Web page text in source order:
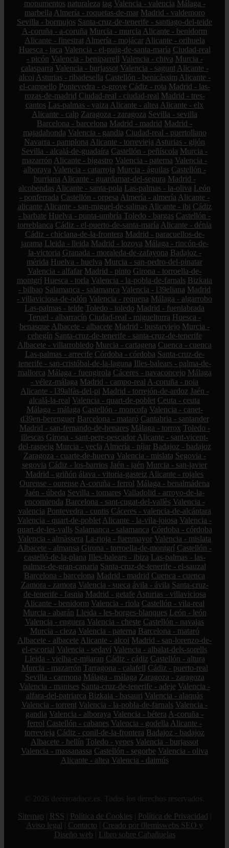
monumentos naturaleza tag Valencia - valencia Málaga -
marbella Almería - roquetas-de-mar Madrid - valdemoro
Sevilla - bormujos Santa-cruz-de-tenerife - santiago-del-teide
A-coruña - a-coruña Murcia - murcia Alicante - benidorm
Alicante - finestrat Almería - mojácar Alicante - orihuela
Huesca - jaca Valencia - el-puig-de-santa-maría Ciudad-real
- picón Valencia - beniparrell Valencia - chiva Murcia -
calasparra Valencia - burjassot Valencia - sagunt Alicante -
alcoi Asturias - ribadesella Castellón - benicàssim Alicante -
el-campello Pontevedra - o-grove Cádiz - rota Madrid - las-
rozas-de-madrid Ciudad-real - ciudad-real Madrid - tres-
cantos Las-palmas - yaiza Alicante - altea Alicante - elx
Alicante - calp Zaragoza - zaragoza Sevilla - sevilla
Barcelona - barcelona Madrid - madrid Madrid -
majadahonda Valencia - gandia Ciudad-real - puertollano
Navarra - pamplona Alicante - torrevieja Asturias - gijón
Sevilla - alcalá-de-guadaíra Castellón - peñíscola Murcia -
mazarrón Alicante - bigastro Valencia - paterna Valencia -
alboraya Valencia - catarroja Murcia - águilas Castellón -
burriana Alicante - guardamar-del-segura Madrid -
alcobendas Alicante - santa-pola Las-palmas - la-oliva León
- ponferrada Castellón - orpesa Almería - almería Alicante -
alicante Alicante - san-miguel-de-salinas Alicante - ibi Cádiz
- barbate Huelva - punta-umbría Toledo - bargas Castellón -
torreblanca Cádiz - el-puerto-de-santa-maría Alicante - dénia
Cádiz - chiclana-de-la-frontera Madrid - paracuellos-de-
jarama Lleida - lleida Madrid - lozoya Málaga - rincón-de-
la-victoria Granada - moraleda-de-zafayona Badajoz -
mérida Huelva - huelva Murcia - san-pedro-del-pinatar
Valencia - alfafar Madrid - pinto Girona - torroella-de-
montgrí Huesca - torla Valencia - la-pobla-de-farnals Bizkaia
- bilbao Salamanca - salamanca Valencia - l39eliana Madrid
- villaviciosa-de-odón Valencia - requena Málaga - algarrobo
Las-palmas - telde Toledo - toledo Madrid - fuenlabrada
Teruel - albarracín Ciudad-real - miguelturra Huesca -
benasque Albacete - albacete Madrid - bustarviejo Murcia -
cehegín Santa-cruz-de-tenerife - santa-cruz-de-tenerife
Albacete - villarrobledo Murcia - cartagena Cuenca - cuenca
Las-palmas - arrecife Córdoba - córdoba Santa-cruz-de-
tenerife - san-cristóbal-de-la-laguna Illes-balears - palma-de-
mallorca Málaga - fuengirola Cáceres - navaconcejo Málaga
- vélez-málaga Madrid - campo-real A-coruña - noia
Alicante - l39alfàs-del-pi Madrid - torrejón-de-ardoz Jaén -
alcalá-la-real Valencia - quart-de-poblet Ceuta - ceuta
Málaga - málaga Castellón - moncofa Valencia - canet-
d39en-berenguer Barcelona - mataró Cantabria - santander
Madrid - san-fernando-de-henares Málaga - torrox Toledo -
illescas Girona - sant-pere-pescador Alicante - sant-vicent-
del-raspeig Murcia - yecla Almería - níjar Badajoz - badajoz
Zaragoza - cuarte-de-huerva Valencia - mislata Segovia -
segovia Cádiz - los-barrios Jaén - jaén Murcia - san-javier
Madrid - griñón álava - vitoria-gasteiz Alicante - rojales
Ourense - ourense A-coruña - ferrol Málaga - benalmádena
Jaén - úbeda Sevilla - tomares Valladolid - arroyo-de-la-
encomienda Barcelona - sant-cugat-del-vallès Valencia -
valencia Pontevedra - cuntis Cáceres - valencia-de-alcántara
Valencia - quart-de-poblet Alicante - la-vila-joiosa Valencia -
quart-de-les-valls Salamanca - salamanca Córdoba - córdoba
Valencia - almàssera La-rioja - fuenmayor Valencia - mislata
Albacete - almansa Girona - torroella-de-montgrí Castellón -
castelló-de-la-plana Illes-balears - ibiza Las-palmas - las-
palmas-de-gran-canaria Santa-cruz-de-tenerife - el-sauzal
Barcelona - barcelona Madrid - madrid Cuenca - cuenca
Zamora - zamora Valencia - sueca ávila - ávila Santa-cruz-
de-tenerife - fasnia Madrid - getafe Asturias - villaviciosa
Alicante - benidorm Valencia - riola Castellón - vila-real
Murcia - abarán Lleida - les-borges-blanques León - león
Valencia - enguera Valencia - cheste Castellón - navajas
Murcia - cieza Valencia - paterna Barcelona - mataró
Albacete - albacete Alicante - alcoi Madrid - san-lorenzo-de-
el-escorial Valencia - sedaví Valencia - albalat-dels-sorells
Lleida - vielha-e-mijaran Cádiz - cádiz Castellón - altura
Murcia - mazarrón Tarragona - calafell Cádiz - puerto-real
Sevilla - carmona Málaga - málaga Zaragoza - zaragoza
Valencia - manises Santa-cruz-de-tenerife - adeje Valencia -
alfara-del-patriarca Bizkaia - basauri Valencia - alaquàs
Valencia - torrent Valencia - la-pobla-de-farnals Valencia -
gandia Valencia - alboraya Valencia - bétera A-coruña -
ferrol Castellón - cabanes Valencia - godella Alicante -
torrevieja Cádiz - conil-de-la-frontera Badajoz - badajoz
Albacete - hellín Toledo - yepes Valencia - burjassot
Valencia - massanassa Castellón - segorbe Valencia - oliva
Alicante - altea Valencia - daimús
© 2026 deceroadoce.es. Todos los derechos reservados.
Sitemap
RSS Política de Cookies Política de Privacidad
Aviso legal
Contacto
Creado por 0lemiswebs SEO y
Diseño web
Libro sobre Cabañuelas